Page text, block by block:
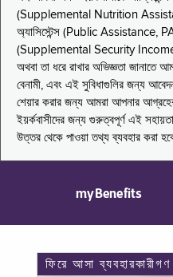
(Supplemental Nutrition
অ্যাসিস্টেন্স (Public Assistance,
(Supplemental Security Income,
অথবা তা ধরে রাখার অভিজ্ঞতা জানাতে
বেনামী, এবং এই সুবিধাগুলির জন্য
শেয়ার করার জন্য আমরা আপনার
ইয়র্কবাসীদের জন্য গুরুত্বপূর্ণ এই
উত্তর থেকে পাওয়া তথ্য ব্যবহার করা
myBenefits
ফিরে আসা ব্যবহারকারীগণ